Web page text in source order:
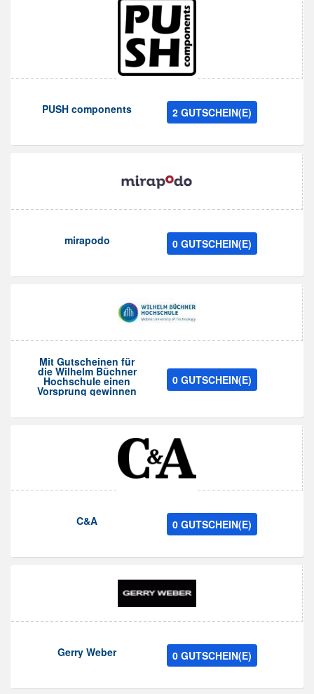
PUSH components 2 GUTSCHEIN(E)
mirapodo 0 GUTSCHEIN(E)
Mit Gutscheinen für
die Wilhelm Büchner
Hochschule einen
Vorsprung gewinnen
0 GUTSCHEIN(E)
C&A 0 GUTSCHEIN(E)
Gerry Weber 0 GUTSCHEIN(E)